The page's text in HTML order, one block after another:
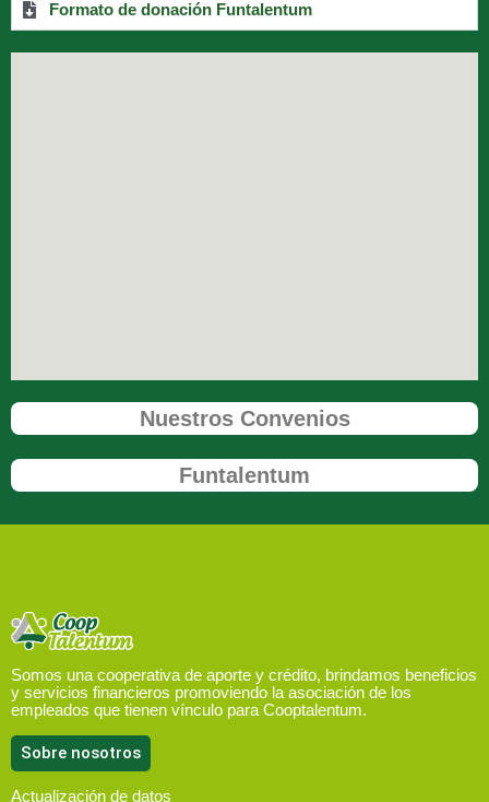
Formato de donación Funtalentum
Nuestros Convenios
Funtalentum
Somos una cooperativa de aporte y crédito, brindamos beneficios
y servicios financieros promoviendo la asociación de los
empleados que tienen vínculo para Cooptalentum.
Sobre nosotros
Actualización de datos